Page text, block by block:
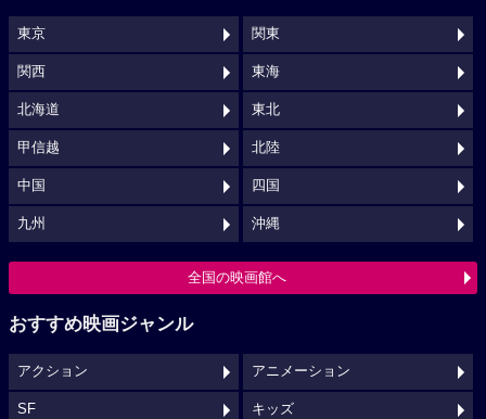
東京 関東
関西 東海
北海道 東北
甲信越 北陸
中国 四国
九州 沖縄
全国の映画館へ
おすすめ映画ジャンル
アクション アニメーション
SF キッズ